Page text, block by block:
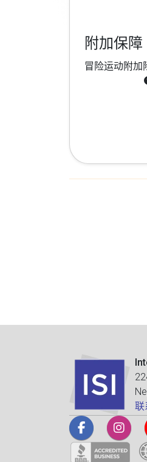
附加保障
冒险运动附加
联